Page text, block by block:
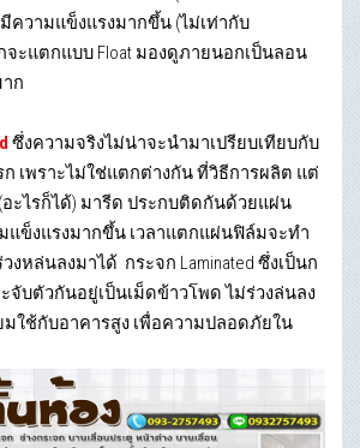
มีความแข็งแรงมากขึ้น (ไม่เท่ากับ
กจะแตกแบบ Float มองดูภายนอกเป็นลอน
ก
ซึ่งความจริงไม่น่าจะนำมาเปรียบเทียบกับ
ก เพราะไม่ใช่แตกต่างกัน ที่วิธีการผลิต แต่
อะไรก็ได้) มารีด ประกบติดกันด้วยแผ่น
แข็งแรงมากขึ้น เวลาแตกแผ่นฟิล์มจะทำ
หล่นลงมาได้ กระจก Laminated ซึ่งเป็นก
จับตัวกันอยู่เป็นเม็ดข้าวโพด ไม่ร่วงล่นลง
ใช้กับอาคารสูง เพื่อความปลอดภัยใน